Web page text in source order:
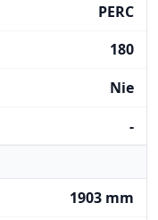
PERC
180
Nie
-
1903 mm